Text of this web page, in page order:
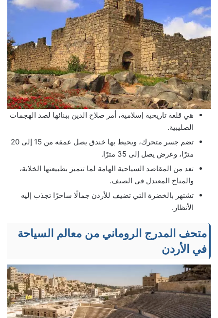
هي قلعة تاريخية إسلامية، أمر صلاح الدين ببنائها لصد الهجمات
الصليبية.
تضم جسر متحرك، ويحيط بها خندق يصل عمقه من 15 إلى 20
مترًا، وعرض يصل إلى 35 مترًا.
تعد من المقاصد السياحية الهامة لما تتميز بطبيعتها الخلابة،
والمناخ المعتدل في الصيف.
تشتهر بالخضرة التي تضيف للأردن جمالًا ساحرًا تجذب إليه
الأنظار.
متحف المدرج الروماني من معالم السياحة
في الأردن